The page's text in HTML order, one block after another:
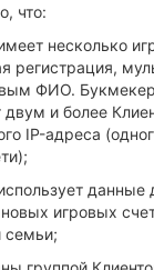
что:
несколько
регистрация,
ФИО.
двум и более
IP-адреса
данные
игровых
семьи;